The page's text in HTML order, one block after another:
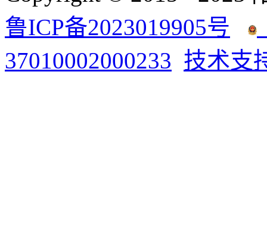
鲁ICP备2023019905号
37010002000233 技术支